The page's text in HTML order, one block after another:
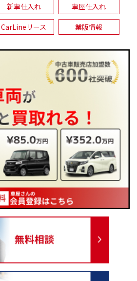
新車仕入れ 車屋仕入れ
CarLineリース 業販情報